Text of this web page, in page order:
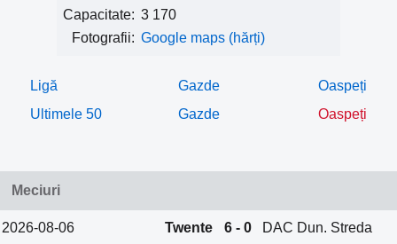
Capacitate: 3 170
Fotografii: Google maps (hărți)
Ligă Gazde
Oaspeți
Ultimele 50
Gazde Oaspeți
Meciuri
2026-08-06 Twente 6 - 0
DAC Dun. Streda